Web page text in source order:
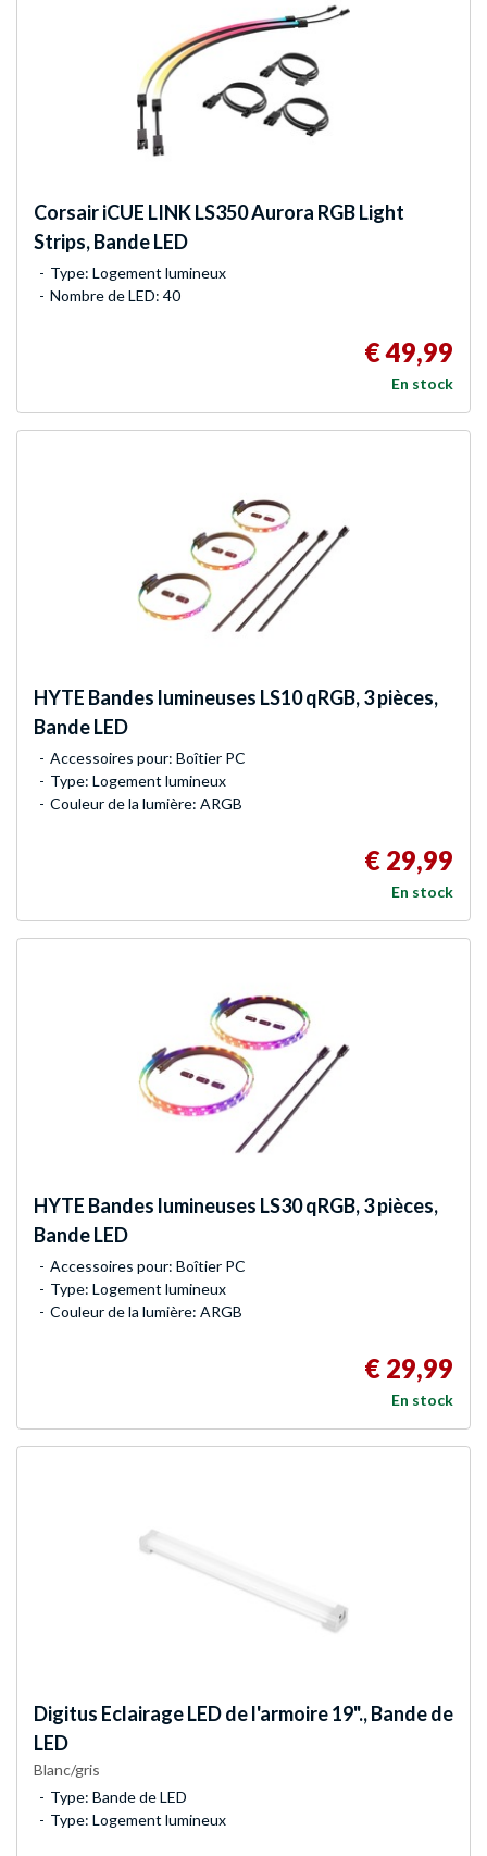
CorsairiCUE LINK LS350 Aurora RGB Light
Strips, Bande LED
Type: Logement lumineux
Nombre de LED: 40
€ 49,99
En stock
HYTE Bandes lumineuses LS10 qRGB, 3 pièces,
Bande LED
Accessoires pour: Boîtier PC
Type: Logement lumineux
Couleur de la lumière: ARGB
€ 29,99
En stock
HYTE Bandes lumineuses LS30 qRGB, 3 pièces,
Bande LED
Accessoires pour: Boîtier PC
Type: Logement lumineux
Couleur de la lumière: ARGB
€ 29,99
En stock
Digitus Eclairage LED de l'armoire 19"., Bande de
LED
Blanc/gris
Type: Bande de LED
Type: Logement lumineux